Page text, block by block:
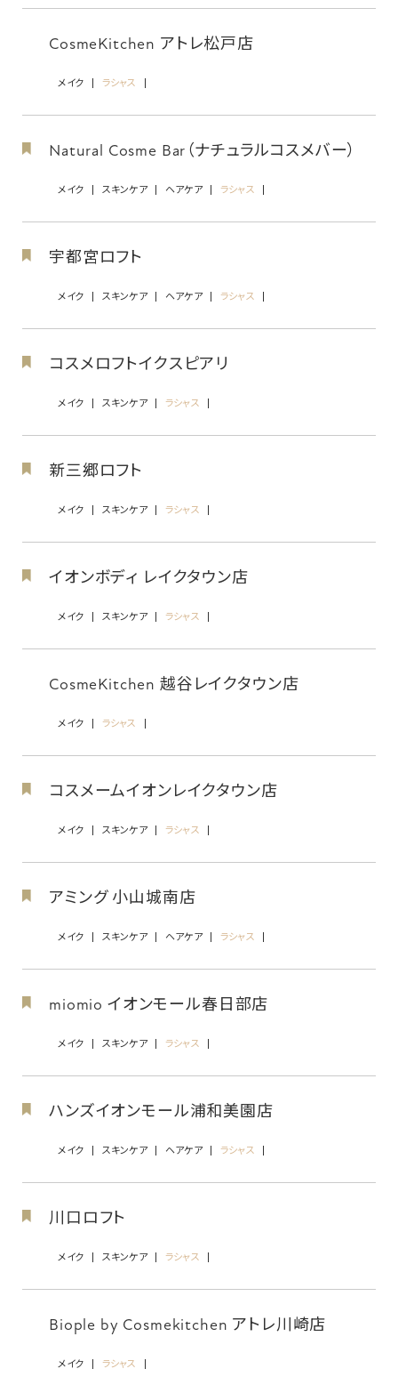
CosmeKitchen アトレ松戸店
メイク ラシャス
Natural Cosme Bar（ナチュラルコスメバー）
メイク スキンケア ヘアケア ラシャス
宇都宮ロフト
メイク スキンケア ヘアケア ラシャス
コスメロフトイクスピアリ
メイク スキンケア ラシャス
新三郷ロフト
メイク スキンケア ラシャス
イオンボディ レイクタウン店
メイク スキンケア ラシャス
CosmeKitchen 越谷レイクタウン店
メイク ラシャス
コスメームイオンレイクタウン店
メイク スキンケア ラシャス
アミング 小山城南店
メイク スキンケア ヘアケア ラシャス
miomio イオンモール春日部店
メイク スキンケア ラシャス
ハンズイオンモール浦和美園店
メイク スキンケア ヘアケア ラシャス
川口ロフト
メイク スキンケア ラシャス
Biople by Cosmekitchen アトレ川崎店
メイク ラシャス